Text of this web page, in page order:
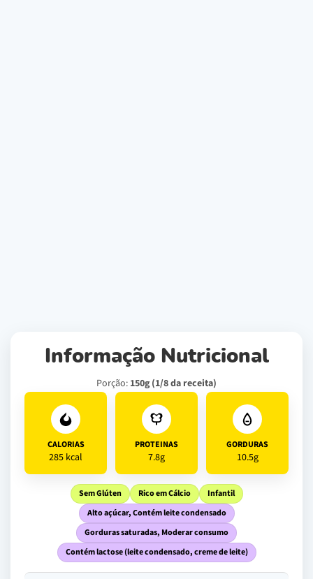
Informação Nutricional
Porção: 150g (1/8 da receita)
CALORIAS
285 kcal
PROTEINAS
7.8g
GORDURAS
10.5g
Sem Glúten Rico em Cálcio
Infantil
Alto açúcar, Contém leite condensado
Gorduras saturadas, Moderar consumo
Contém lactose (leite condensado, creme de leite)